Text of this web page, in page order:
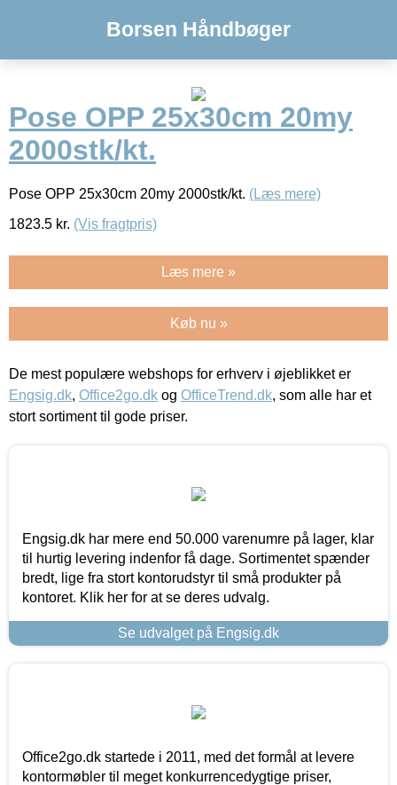
Borsen Håndbøger
Pose OPP 25x30cm 20my
2000stk/kt.
Pose OPP 25x30cm 20my 2000stk/kt. (Læs mere)
1823.5 kr. (Vis fragtpris)
Læs mere »
Køb nu »
De mest populære webshops for erhverv i øjeblikket er
Engsig.dk, Office2go.dk og OfficeTrend.dk, som alle har et
stort sortiment til gode priser.
Engsig.dk har mere end 50.000 varenumre på lager, klar
til hurtig levering indenfor få dage. Sortimentet spænder
bredt, lige fra stort kontorudstyr til små produkter på
kontoret. Klik her for at se deres udvalg.
Se udvalget på Engsig.dk
Office2go.dk startede i 2011, med det formål at levere
kontormøbler til meget konkurrencedygtige priser,